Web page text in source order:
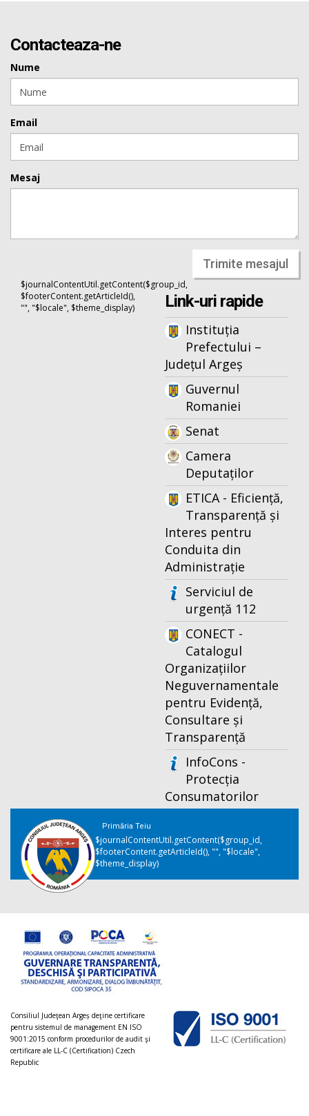
Contacteaza-ne
Nume
Email
Mesaj
Trimite mesajul
$journalContentUtil.getContent($group_id,
$footerContent.getArticleId(),
"", "$locale", $theme_display)
Link-uri rapide
Instituția
Prefectului –
Județul Argeș
Guvernul
Romaniei
Senat
Camera
Deputaților
ETICA - Eficiență,
Transparență și
Interes pentru
Conduita din
Administrație
Serviciul de
urgență 112
CONECT -
Catalogul
Organizațiilor
Neguvernamentale
pentru Evidență,
Consultare și
Transparență
InfoCons -
Protecția
Consumatorilor
Primăria Teiu
$journalContentUtil.getContent($group_id,
$footerContent.getArticleId(), "", "$locale",
$theme_display)
Consiliul Judeţean Argeș deţine certificare
pentru sistemul de management EN ISO
9001:2015 conform procedurilor de audit şi
certificare ale LL-C (Certification) Czech
Republic